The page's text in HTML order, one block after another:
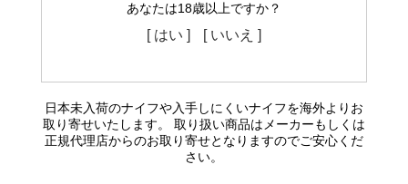
あなたは18歳以上ですか？
[ はい ] [ いいえ ]
日本未入荷のナイフや入手しにくいナイフを海外よりお
取り寄せいたします。 取り扱い商品はメーカーもしくは
正規代理店からのお取り寄せとなりますのでご安心くだ
さい。